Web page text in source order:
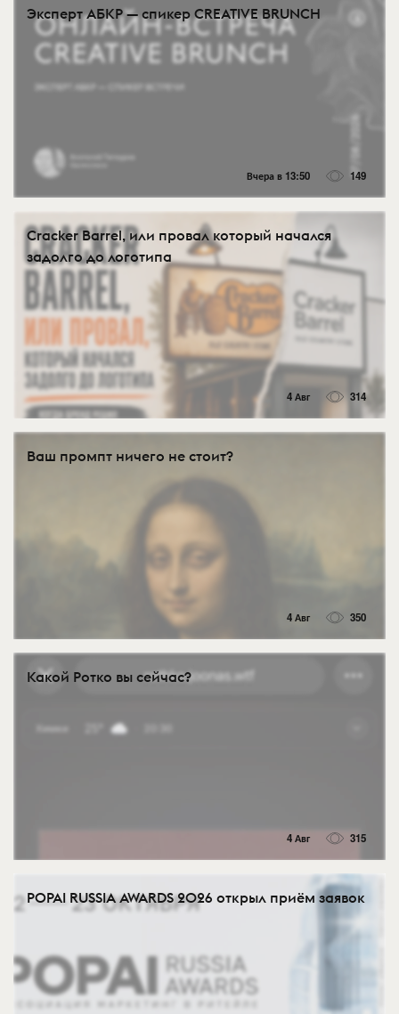
Эксперт АБКР — спикер CREATIVE BRUNCH
Вчера в 13:50 149
Cracker Barrel, или провал который начался
задолго до логотипа
4 Авг 314
Ваш промпт ничего не стоит?
4 Авг 350
Какой Ротко вы сейчас?
4 Авг 315
POPAI RUSSIA AWARDS 2026 открыл приём заявок